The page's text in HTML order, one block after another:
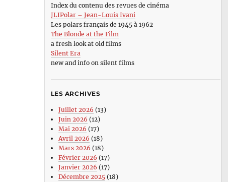
Index du contenu des revues de cinéma
JLIPolar – Jean-Louis Ivani
Les polars français de 1945 à 1962
The Blonde at the Film
a fresh look at old films
Silent Era
new and info on silent films
LES ARCHIVES
Juillet 2026 (13)
Juin 2026 (12)
Mai 2026 (17)
Avril 2026 (18)
Mars 2026 (18)
Février 2026 (17)
Janvier 2026 (17)
Décembre 2025(18)